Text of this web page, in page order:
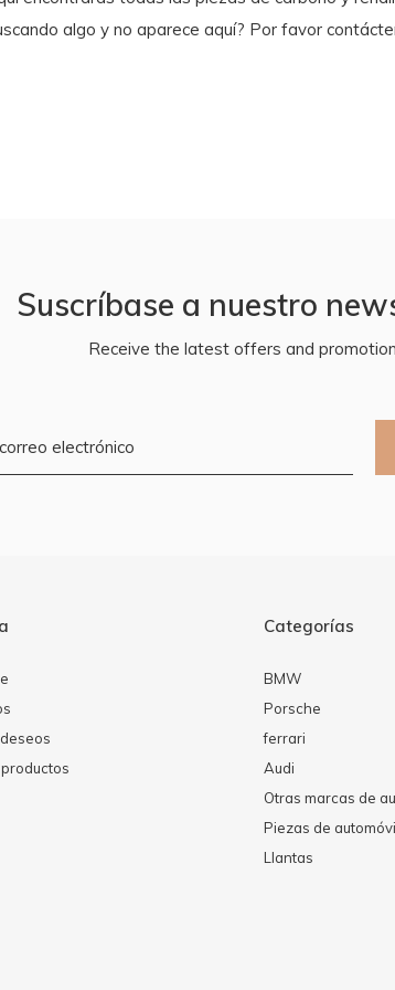
algo y no aparece aquí? Por favor
Suscríbase a nuestro
Receive the latest offers and
Categorías
BMW
Porsche
ferrari
Audi
Otras marcas de
Piezas de
Llantas